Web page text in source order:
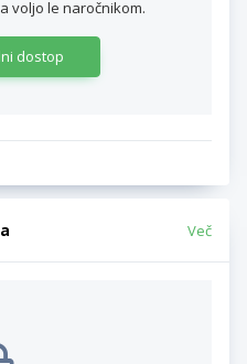
voljo le naročnikom.
dostop
Več